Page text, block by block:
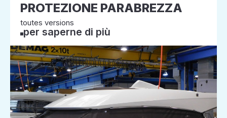
PROTEZIONE PARABREZZA
toutes versions
per saperne di più